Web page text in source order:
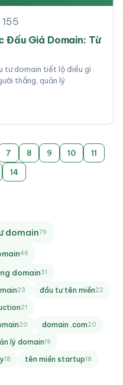
Đấu Giá Domain: Từ
tư domain tiết lộ điều gì
thắng, quản lý
7 8 9 10
11
14
domain79
46
domain31
23 đầu tư tên miền22
21
20 domain .com20
lý domain19
18 tên miền startup18